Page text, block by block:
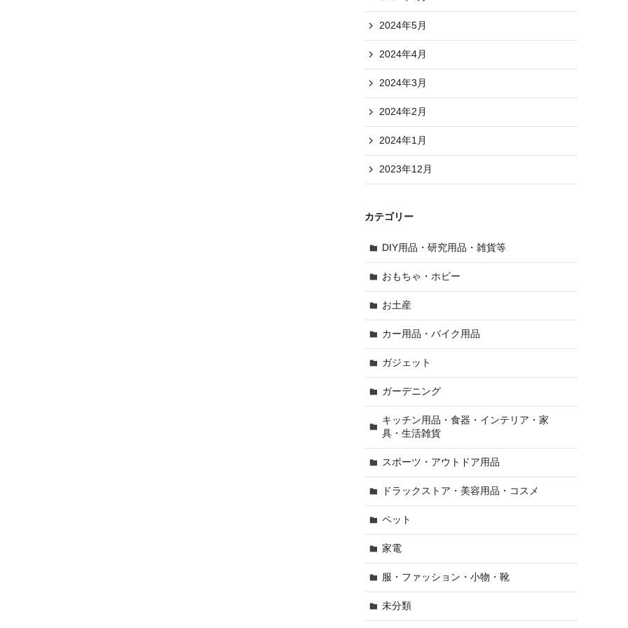
2024年5月
2024年4月
2024年3月
2024年2月
2024年1月
2023年12月
カテゴリー
DIY用品・研究用品・雑貨等
おもちゃ・ホビー
お土産
カー用品・バイク用品
ガジェット
ガーデニング
キッチン用品・食器・インテリア・家
具・生活雑貨
スポーツ・アウトドア用品
ドラックストア・美容用品・コスメ
ペット
家電
服・ファッション・小物・靴
未分類